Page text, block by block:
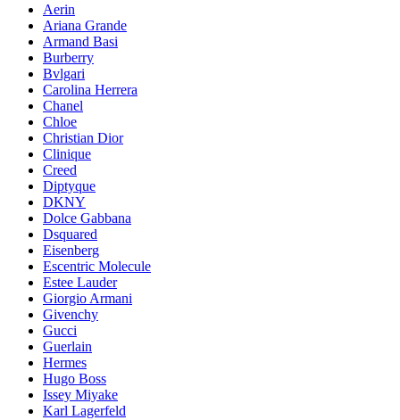
Aerin
Ariana Grande
Armand Basi
Burberry
Bvlgari
Carolina Herrera
Chanel
Chloe
Christian Dior
Clinique
Creed
Diptyque
DKNY
Dolce Gabbana
Dsquared
Eisenberg
Escentric Molecule
Estee Lauder
Giorgio Armani
Givenchy
Gucci
Guerlain
Hermes
Hugo Boss
Issey Miyake
Karl Lagerfeld